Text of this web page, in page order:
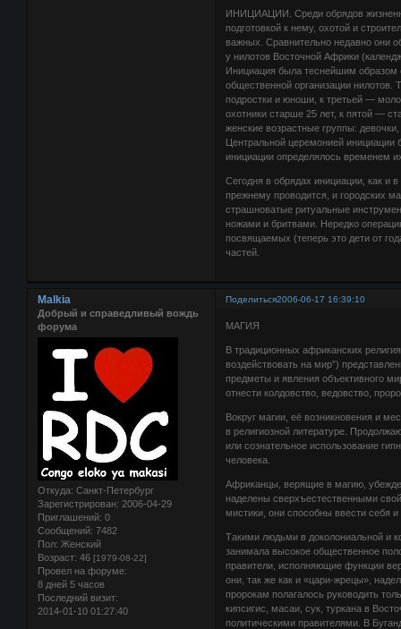
ИНИЦИАЦИИ. Среди обрядов
подготовкой к нему, охотой и
важных. Сравнительно недавно они
у нилотов Восточной Африки
Инициация была теснейшим образом
общественной организации нилотов.
подростки и юноши, к третьей —
охотники старше 25 лет, к пятой —
женские возрастные группы:
Центральной церемонией
инициации определялось временем
Сегодня в обрядах инициации, как и
прежнему проводится, и городских
страшноватые ритуальные
ножами и бритвами. Нередко
посвящаемых (теперь это дети от
частей.
Поделиться2006-06-17 16:39:10
Malkia
Добрый и справедливый вождь
форума
Откуда: Санкт-Петербург
Зарегистрирован: 2006-04-29
Приглашений: 0
Сообщений: 7482
Пол: Женский
Возраст: 46 [1979-08-22]
Провел на форуме:
8 дней 5 часов
Последний визит:
2014-01-10 01:27:40
МАГИЯ
В традиционных африканских
воздействовать на мир”)
предметы и явления объективного
отнести колдовство, ведовство,
Вокруг магии, её возникновения и
в религиозной литературе.
или сознательное использование
человека.
Африканцы, верящие в магию,
наделены сверхъестественными
мистики, они способны ввести себя
Такими людьми в доколониальной и
занимала высокое общественное
правители, исполняющие функции
они, так же как и «цари-жрецы»,
пророкам полагалось руководить
кипсигис, масаи, сук, туркана в
политическими правителями. В